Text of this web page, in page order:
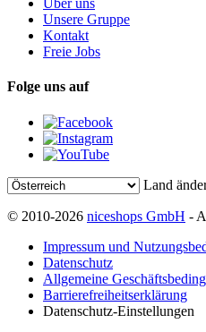
Über uns
Unsere Gruppe
Kontakt
Freie Jobs
Folge uns auf
Land
© 2010-2026 niceshops GmbH -
Impressum und
Datenschutz
Allgemeine
Barrierefreiheitserklärung
Datenschutz-Einstellungen